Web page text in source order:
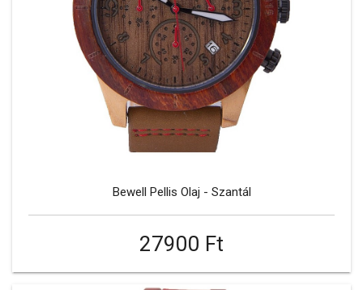
Bewell Pellis Olaj - Szantál
27900 Ft